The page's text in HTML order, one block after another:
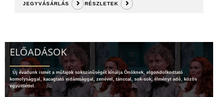
JEGYVÁSÁRLÁS RÉSZLETEK
ELŐADÁSOK
Új évadunk ismét a műfajok sokszínűségét kínálja Önöknek, elgondolkodtató
komolysággal, kacagtató vidámsággal, zenével, tánccal, sok-sok, élményt adó, közös
együttléttel.